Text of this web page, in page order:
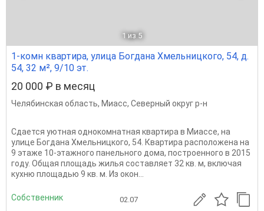
1 из 5
1-комн квартира, улица Богдана Хмельницкого, 54, д.
54, 32 м², 9/10 эт.
20 000 ₽ в месяц
Челябинская область, Миасс, Северный округ р-н
Сдается уютная однокомнатная квартира в Миассе, на
улице Богдана Хмельницкого, 54. Квартира расположена на
9 этаже 10-этажного панельного дома, построенного в 2015
году. Общая площадь жилья составляет 32 кв. м, включая
кухню площадью 9 кв. м. Из окон...
Собственник 02.07